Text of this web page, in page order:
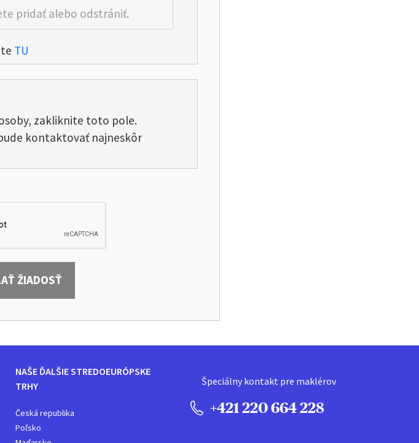
TU
zakliknite toto pole.
kontaktovať najneskôr
ŽIADOSŤ
NAŠE ĎALŠIE STREDOEURÓPSKE
TRHY
Česká republika
Poľsko
Špeciálny kontakt pre maklérov
+421 220 664 228